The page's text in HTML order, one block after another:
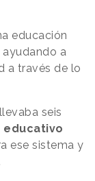
educación
, ayudando a
a través de lo
seis
educativo
ese sistema y